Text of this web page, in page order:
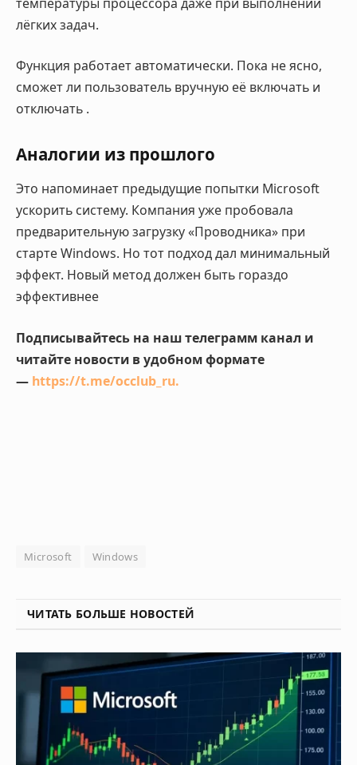
лёгких задач.
Функция работает автоматически. Пока не ясно,
сможет ли пользователь вручную её включать и
отключать .
Аналогии из прошлого
Это напоминает предыдущие попытки Microsoft
ускорить систему. Компания уже пробовала
предварительную загрузку «Проводника» при
старте Windows. Но тот подход дал минимальный
эффект. Новый метод должен быть гораздо
эффективнее
Подписывайтесь на наш телеграмм канал и
читайте новости в удобном формате
— https://t.me/occlub_ru.
Microsoft Windows
ЧИТАТЬ БОЛЬШЕ НОВОСТЕЙ